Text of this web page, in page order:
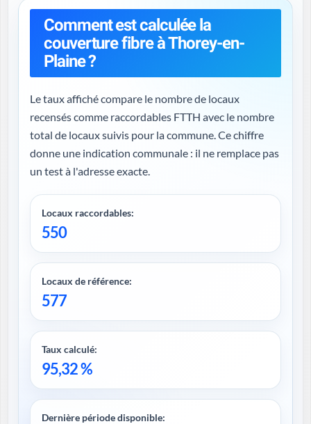
Comment est calculée la
couverture fibre à Thorey-en-
Plaine ?
Le taux affiché compare le nombre de locaux
recensés comme raccordables FTTH avec le nombre
total de locaux suivis pour la commune. Ce chiffre
donne une indication communale : il ne remplace pas
un test à l'adresse exacte.
Locaux raccordables:
550
Locaux de référence:
577
Taux calculé:
95,32 %
Dernière période disponible: